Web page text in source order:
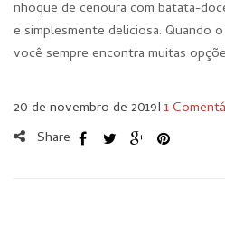
nhoque de cenoura com batata-
e simplesmente deliciosa. Quando
você sempre encontra muitas
20 de novembro de 2019I 1
Share